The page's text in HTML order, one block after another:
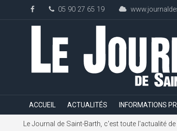
05 90 27 65 19
ACCUEIL ACTUALITÉS INFORMATIONS
Le Journal de Saint-Barth, c'est toute l'actualité